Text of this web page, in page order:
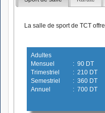
La salle de sport de TCT offre
Adultes
Mensuel
: 90 DT
Trimestriel
: 210 DT
Semestriel
: 360 DT
Annuel
: 700 DT